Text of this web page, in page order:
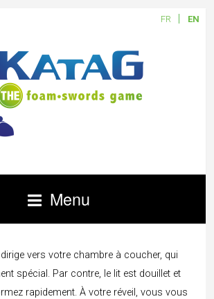
FR EN
Menu
vers votre chambre à coucher, qui
spécial. Par contre, le lit est douillet et
rapidement. À votre réveil, vous vous